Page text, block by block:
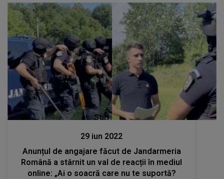
Stiri
29 iun 2022
Anunțul de angajare făcut de Jandarmeria
Română a stârnit un val de reacții în mediul
online: „Ai o soacră care nu te suportă?